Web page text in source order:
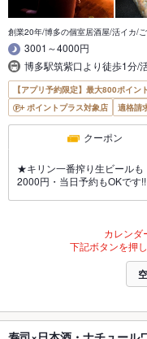
創業20年/博多の個室居酒屋/活イカ/
3001～4000円
博多駅筑紫口より徒歩1分/
【アプリ予約限定】最大800ポイン
ポイントプラス対象店
適格請
クーポン
★キリン一番搾り生ビール
2000円・当日予約もOKです
カレンダ
下記ボタンを押